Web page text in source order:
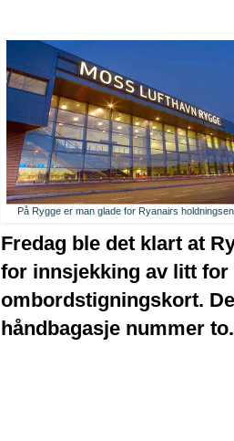
På Rygge er man glade for Ryanairs
Fredag ble det klart at
for innsjekking av litt
ombordstigningskort.
håndbagasje nummer to.